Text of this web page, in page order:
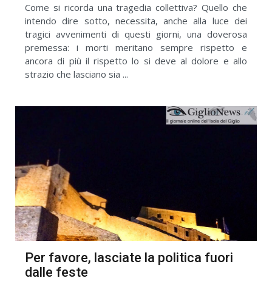
Come si ricorda una tragedia collettiva? Quello che
intendo dire sotto, necessita, anche alla luce dei
tragici avvenimenti di questi giorni, una doverosa
premessa: i morti meritano sempre rispetto e
ancora di più il rispetto lo si deve al dolore e allo
strazio che lasciano sia ...
Per favore, lasciate la politica fuori
dalle feste